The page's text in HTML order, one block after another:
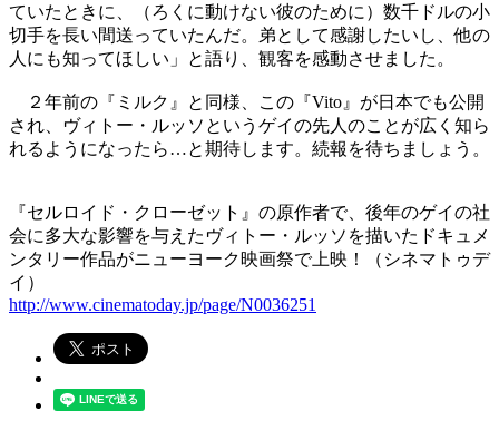
ていたときに、（ろくに動けない彼のために）数千ドルの小
切手を長い間送っていたんだ。弟として感謝したいし、他の
人にも知ってほしい」と語り、観客を感動させました。
２年前の『ミルク』と同様、この『Vito』が日本でも公開
され、ヴィトー・ルッソというゲイの先人のことが広く知ら
れるようになったら…と期待します。続報を待ちましょう。
『セルロイド・クローゼット』の原作者で、後年のゲイの社
会に多大な影響を与えたヴィトー・ルッソを描いたドキュメ
ンタリー作品がニューヨーク映画祭で上映！（シネマトゥデ
イ）
http://www.cinematoday.jp/page/N0036251